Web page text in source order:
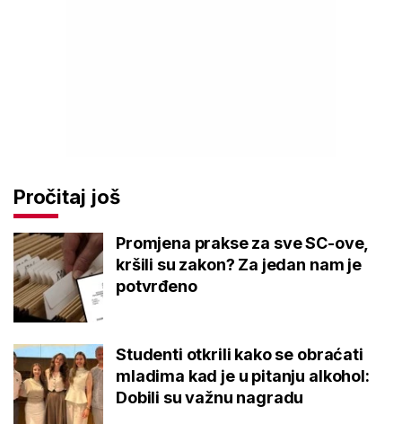
Pročitaj još
Promjena prakse za sve SC-ove,
kršili su zakon? Za jedan nam je
potvrđeno
Studenti otkrili kako se obraćati
mladima kad je u pitanju alkohol:
Dobili su važnu nagradu